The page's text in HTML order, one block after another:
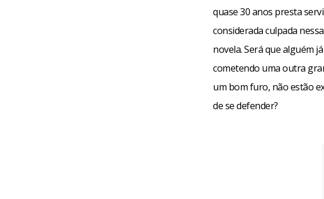
quase 30 anos presta
considerada culpada
novela. Será que alguém
cometendo uma outra
um bom furo, não estão
de se defender?